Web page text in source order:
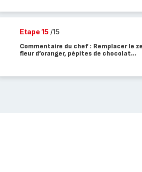
Etape 15 /15
Commentaire du chef : Remplacer le
fleur d’oranger, pépites de chocolat…